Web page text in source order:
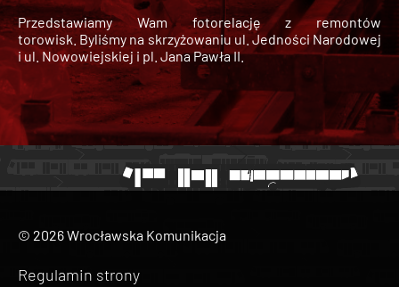
Przedstawiamy Wam fotorelację z remontów
torowisk. Byliśmy na skrzyżowaniu ul. Jedności Narodowej
i ul. Nowowiejskiej i pl. Jana Pawła II.
© 2026 Wrocławska Komunikacja
Regulamin strony